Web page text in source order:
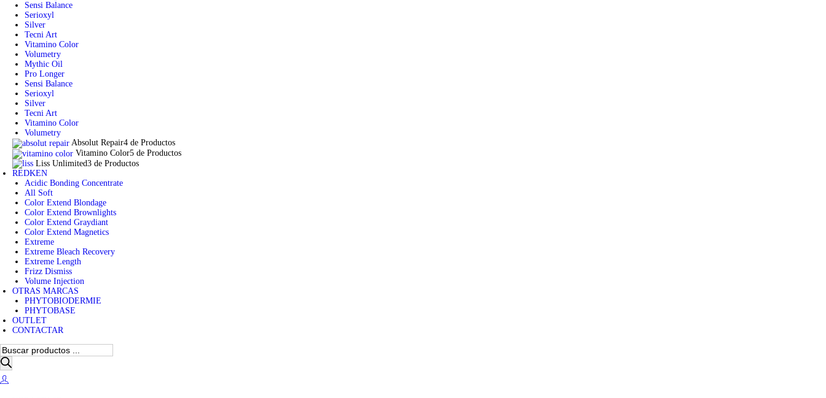
Sensi Balance
Serioxyl
Silver
Tecni Art
Vitamino Color
Volumetry
Mythic Oil
Pro Longer
Sensi Balance
Serioxyl
Silver
Tecni Art
Vitamino Color
Volumetry
Absolut Repair4 de Productos
Vitamino Color5 de Productos
Liss Unlimited3 de Productos
REDKEN
Acidic Bonding Concentrate
All Soft
Color Extend Blondage
Color Extend Brownlights
Color Extend Graydiant
Color Extend Magnetics
Extreme
Extreme Bleach Recovery
Extreme Length
Frizz Dismiss
Volume Injection
OTRAS MARCAS
PHYTOBIODERMIE
PHYTOBASE
OUTLET
CONTACTAR
B
ú
s
q